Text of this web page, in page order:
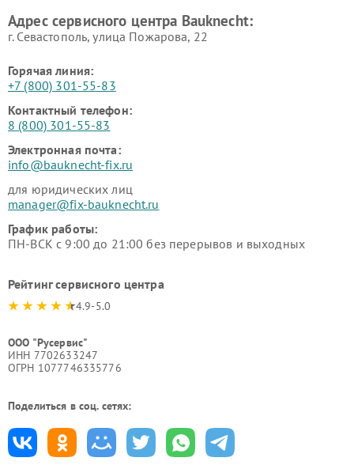
Адрес сервисного центра Bauknecht:
г. Севастополь, улица Пожарова, 22
Горячая линия:
+7 (800) 301-55-83
Контактный телефон:
8 (800) 301-55-83
Электронная почта:
info@bauknecht-fix.ru
для юридических лиц
manager@fix-bauknecht.ru
График работы:
ПН-ВСК с 9:00 до 21:00 без перерывов и выходных
Рейтинг сервисного центра
4.9-5.0
ООО "Русервис"
ИНН 7702633247
ОГРН 1077746335776
Поделиться в соц. сетях: